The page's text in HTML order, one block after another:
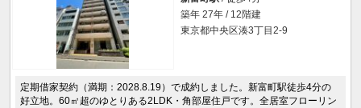
築年 27年 / 12階建
東京都中央区湊3丁目2-9
定期借家契約（満期：2028.8.19）で成約しました。新富町駅徒歩4分の
好立地。60㎡超のゆとりある2LDK・角部屋住戸です。全居室フローリン